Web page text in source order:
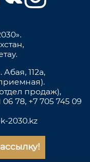
112а,
продаж),
06 78, +7 705 745 09
2030.kz